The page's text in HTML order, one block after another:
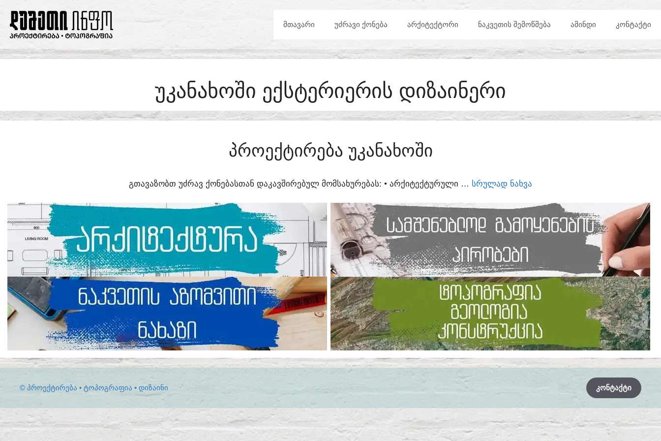
CONTENT
ᲛᲗᲐᲕᲐᲠᲘ ᲣᲫᲠᲐᲕᲘ ᲥᲝᲜᲔᲑᲐ ᲐᲠᲥᲘᲢᲔᲥᲢᲝᲠᲘ ᲜᲐᲙᲕᲔᲗᲘᲡ ᲨᲔᲛᲝᲬᲛᲔᲑᲐ ᲐᲛᲘᲜᲓᲘ ᲙᲝᲜᲢᲐᲥᲢᲘ
ᲣᲙᲐᲜᲐᲮᲝᲨᲘ ᲔᲥᲡᲢᲔᲠᲘᲔᲠᲘᲡ ᲓᲘᲖᲐᲘᲜᲔᲠᲘ
ᲞᲠᲝᲔᲥᲢᲘᲠᲔᲑᲐ ᲣᲙᲐᲜᲐᲮᲝᲨᲘ
ᲒᲗᲐᲕᲐᲖᲝᲑᲗ ᲣᲫᲠᲐᲕ ᲥᲝᲜᲔᲑᲐᲡᲗᲐᲜ ᲓᲐᲙᲐᲕᲨᲘᲠᲔᲑᲣᲚ ᲛᲝᲛᲡᲐᲮᲣᲠᲔᲑᲐᲡ:​ • ᲐᲠᲥᲘᲢᲔᲥᲢᲣᲠᲣᲚᲘ … ᲡᲠᲣᲚᲐᲓ ᲜᲐᲮᲕᲐ
ᲙᲝᲜᲢᲐᲥᲢᲘ
© ᲞᲠᲝᲔᲥᲢᲘᲠᲔᲑᲐ • ᲢᲝᲞᲝᲒᲠᲐᲤᲘᲐ • ᲓᲘᲖᲐᲘᲜᲘ